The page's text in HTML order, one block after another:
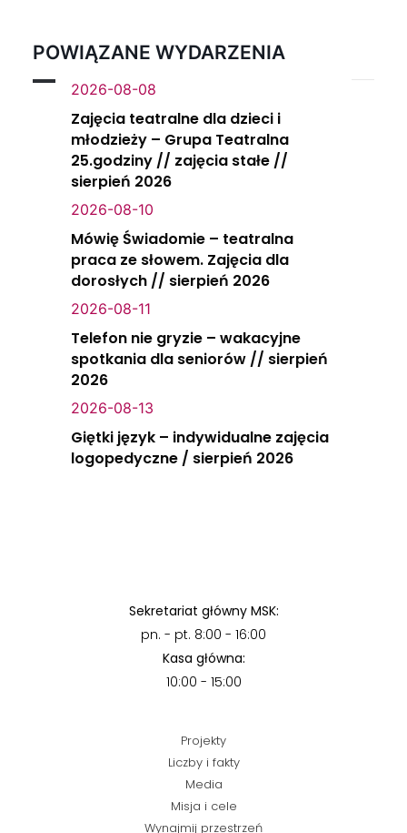
POWIĄZANE WYDARZENIA
2026-08-08
Zajęcia teatralne dla dzieci i
młodzieży – Grupa Teatralna
25.godziny // zajęcia stałe //
sierpień 2026
2026-08-10
Mówię Świadomie – teatralna
praca ze słowem. Zajęcia dla
dorosłych // sierpień 2026
2026-08-11
Telefon nie gryzie – wakacyjne
spotkania dla seniorów // sierpień
2026
2026-08-13
Giętki język – indywidualne zajęcia
logopedyczne / sierpień 2026
Sekretariat główny MSK:
pn. - pt. 8:00 - 16:00
Kasa główna:
10:00 - 15:00
Projekty
Liczby i fakty
Media
Misja i cele
Wynajmij przestrzeń